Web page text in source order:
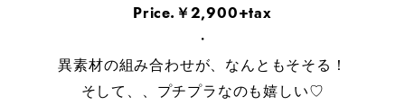
Price.￥2,900+tax
・
異素材の組み合わせが、なんともそそる！
そして、、プチプラなのも嬉しい♡